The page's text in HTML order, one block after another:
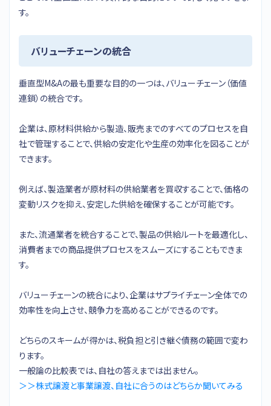
す。
バリューチェーンの統合
垂直型M&Aの最も重要な目的の一つは、バリューチェーン（価値
連鎖）の統合です。
企業は、原材料供給から製造、販売までのすべてのプロセスを自
社で管理することで、供給の安定化や生産の効率化を図ることが
できます。
例えば、製造業者が原材料の供給業者を買収することで、価格の
変動リスクを抑え、安定した供給を確保することが可能です。
また、流通業者を統合することで、製品の供給ルートを最適化し、
消費者までの商品提供プロセスをスムーズにすることもできま
す。
バリューチェーンの統合により、企業はサプライチェーン全体での
効率性を向上させ、競争力を高めることができるのです。
どちらのスキームが得かは、税負担と引き継ぐ債務の範囲で変わ
ります。
一般論の比較表では、自社の答えまでは出ません。
＞＞株式譲渡と事業譲渡、自社に合うのはどちらか聞いてみる